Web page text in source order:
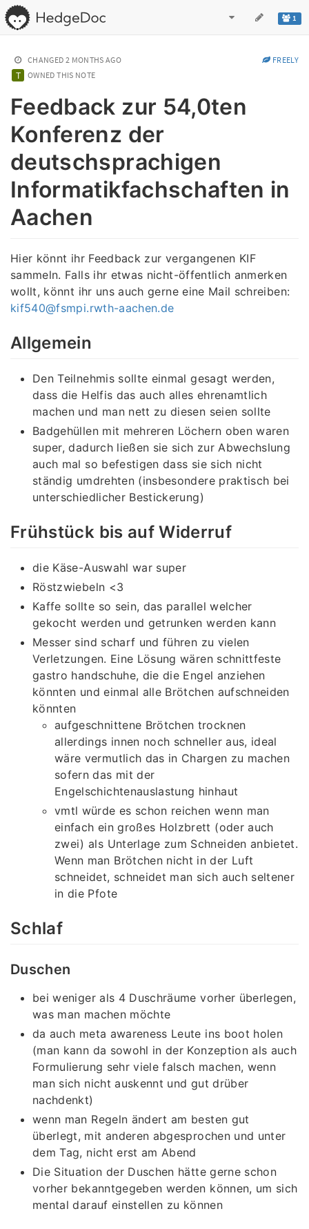
1
CHANGED 2 MONTHS AGO
FREELY
OWNED THIS NOTE
Feedback zur 54,0ten
Konferenz der
deutschsprachigen
Informatikfachschaften in
Aachen
Hier könnt ihr Feedback zur vergangenen KIF
sammeln. Falls ihr etwas nicht-öffentlich anmerken
wollt, könnt ihr uns auch gerne eine Mail schreiben:
kif540@fsmpi.rwth-aachen.de
Allgemein
Den Teilnehmis sollte einmal gesagt werden,
dass die Helfis das auch alles ehrenamtlich
machen und man nett zu diesen seien sollte
Badgehüllen mit mehreren Löchern oben waren
super, dadurch ließen sie sich zur Abwechslung
auch mal so befestigen dass sie sich nicht
ständig umdrehten (insbesondere praktisch bei
unterschiedlicher Bestickerung)
Frühstück bis auf Widerruf
die Käse-Auswahl war super
Röstzwiebeln <3
Kaffe sollte so sein, das parallel welcher
gekocht werden und getrunken werden kann
Messer sind scharf und führen zu vielen
Verletzungen. Eine Lösung wären schnittfeste
gastro handschuhe, die die Engel anziehen
könnten und einmal alle Brötchen aufschneiden
könnten
aufgeschnittene Brötchen trocknen
allerdings innen noch schneller aus, ideal
wäre vermutlich das in Chargen zu machen
sofern das mit der
Engelschichtenauslastung hinhaut
vmtl würde es schon reichen wenn man
einfach ein großes Holzbrett (oder auch
zwei) als Unterlage zum Schneiden anbietet.
Wenn man Brötchen nicht in der Luft
schneidet, schneidet man sich auch seltener
in die Pfote
Schlaf
Duschen
bei weniger als 4 Duschräume vorher überlegen,
was man machen möchte
da auch meta awareness Leute ins boot holen
(man kann da sowohl in der Konzeption als auch
Formulierung sehr viele falsch machen, wenn
man sich nicht auskennt und gut drüber
nachdenkt)
wenn man Regeln ändert am besten gut
überlegt, mit anderen abgesprochen und unter
dem Tag, nicht erst am Abend
Die Situation der Duschen hätte gerne schon
vorher bekanntgegeben werden können, um sich
mental darauf einstellen zu können